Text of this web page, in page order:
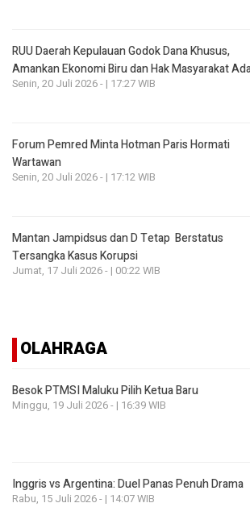
RUU Daerah Kepulauan Godok Dana Khusus,
Amankan Ekonomi Biru dan Hak Masyarakat
Senin, 20 Juli 2026 - | 17:27 WIB
Forum Pemred Minta Hotman Paris Hormati
Wartawan
Senin, 20 Juli 2026 - | 17:12 WIB
Mantan Jampidsus dan D Tetap Berstatus
Tersangka Kasus Korupsi
Jumat, 17 Juli 2026 - | 00:22 WIB
OLAHRAGA
Besok PTMSI Maluku Pilih Ketua Baru
Minggu, 19 Juli 2026 - | 16:39 WIB
Inggris vs Argentina: Duel Panas Penuh Drama
Rabu, 15 Juli 2026 - | 14:07 WIB